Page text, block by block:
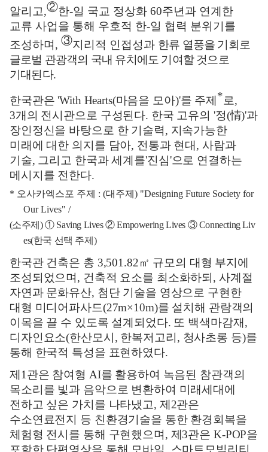
알리고,②한-일 국교 정상화 60주년과 연계한
교류 사업을 통해 우호적 한-일 협력 분위기를
조성하며 , ③지리적 인접성과 한류 열풍을 기회로
글로벌 관광객의 국내 유치에도 기여할 것으로
기대된다.
한국관은'With Hearts(마음을 모아)'를 주제 *로,
3개의 전시관으로 구성된다. 한국 고유의 '정(情)'과
장인정신을 바탕으로 한 기술력, 지속가능한
미래에 대한 의지를 담아, 전통과 현대 , 사람과
기술, 그리고 한국과 세계를'진심'으로 연결하는
메시지를 전한다.
* 오사카엑스포 주제 : (대주제 ) "Designing Future Society for
Our Lives" /
(소주제 )① Saving Lives②Empowering Lives ③Connecting Liv
es(한국 선택 주제 )
한국관 건축은 총 3,501.82㎡ 규모의 대형 부지에
조성되었으며 , 건축적 요소를 최소화하되 , 사계절
자연과 문화유산, 첨단 기술을 영상으로 구현한
대형 미디어파사드(27m×10m)를 설치해 관람객의
이목을 끌 수 있도록 설계되었다. 또 백색마감재 ,
디자인요소(한산모시 , 한복저고리 , 청사초롱 등)를
통해 한국적 특성을 표현하였다.
제 1관은 참여형 AI를 활용하여 녹음된 참관객의
목소리를 빛과 음악으로 변환하여 미래세대에
전하고 싶은 가치를 나타냈고, 제 2관은
수소연료전지 등 친환경기술을 통한 환경회복을
체험형 전시를 통해 구현했으며 , 제 3관은 K-POP을